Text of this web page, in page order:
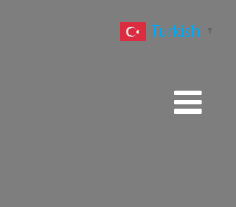
Turkish ▼